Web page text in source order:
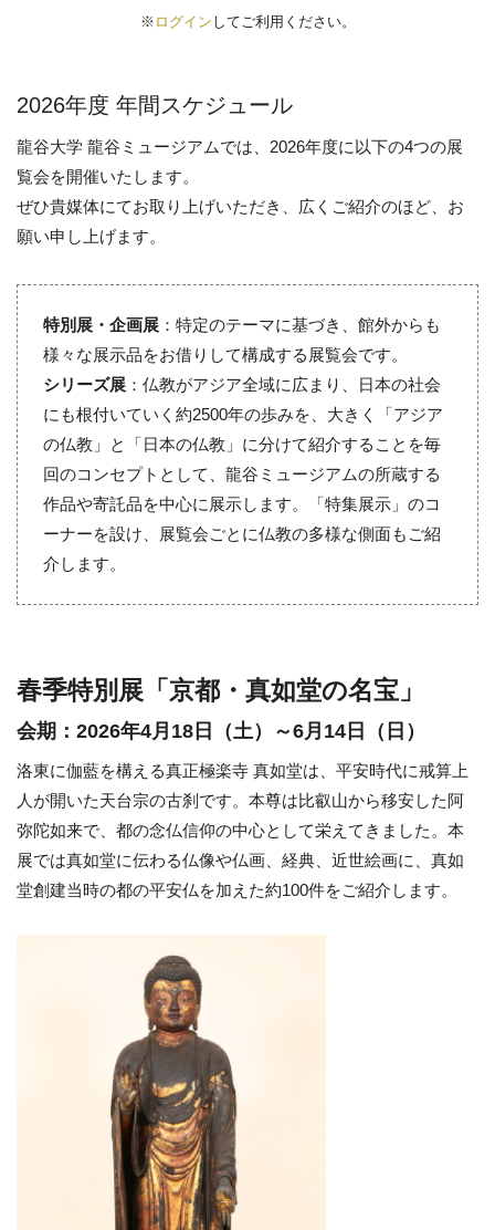
※ ログイン してご利用ください。
2026年度 年間スケジュール
龍谷大学 龍谷ミュージアムでは、2026年度に以下の4つの展
覧会を開催いたします。
ぜひ貴媒体にてお取り上げいただき、広くご紹介のほど、お
願い申し上げます。
特別展・企画展：特定のテーマに基づき、館外からも
様々な展示品をお借りして構成する展覧会です。
シリーズ展：仏教がアジア全域に広まり、日本の社会
にも根付いていく約2500年の歩みを、大きく「アジア
の仏教」と「日本の仏教」に分けて紹介することを毎
回のコンセプトとして、龍谷ミュージアムの所蔵する
作品や寄託品を中心に展示します。「特集展示」のコ
ーナーを設け、展覧会ごとに仏教の多様な側面もご紹
介します。
春季特別展「京都・真如堂の名宝」
会期：2026年4月18日（土）～6月14日（日）
洛東に伽藍を構える真正極楽寺 真如堂は、平安時代に戒算上
人が開いた天台宗の古刹です。本尊は比叡山から移安した阿
弥陀如来で、都の念仏信仰の中心として栄えてきました。本
展では真如堂に伝わる仏像や仏画、経典、近世絵画に、真如
堂創建当時の都の平安仏を加えた約100件をご紹介します。